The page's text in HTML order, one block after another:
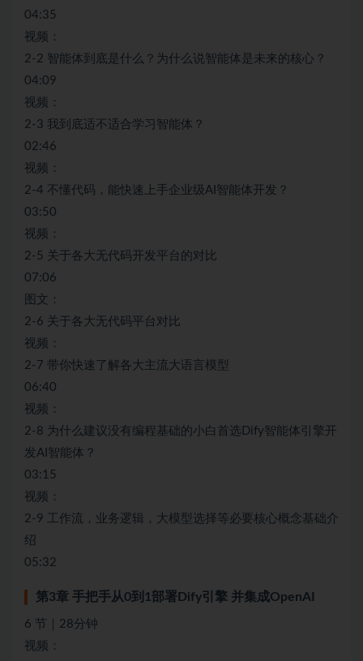
04:35
视频：
2-2 智能体到底是什么？为什么说智能体是未来的核心？
04:09
视频：
2-3 我到底适不适合学习智能体？
02:46
视频：
2-4 不懂代码，能快速上手企业级AI智能体开发？
03:50
视频：
2-5 关于各大无代码开发平台的对比
07:06
图文：
2-6 关于各大无代码平台对比
视频：
2-7 带你快速了解各大主流大语言模型
06:40
视频：
2-8 为什么建议没有编程基础的小白首选Dify智能体引擎开
发AI智能体？
03:15
视频：
2-9 工作流，业务逻辑，大模型选择等必要核心概念基础介
绍
05:32
第3章 手把手从0到1部署Dify引擎 并集成OpenAI
6 节｜28分钟
视频：